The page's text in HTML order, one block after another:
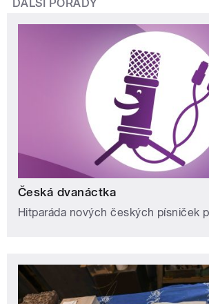
DALŠÍ POŘADY
Česká dvanáctka
Hitparáda nových českých písniček